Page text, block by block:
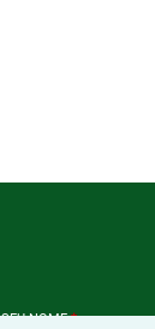
SEU NOME*